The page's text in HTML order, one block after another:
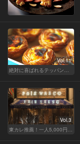
Vol.11
Vol.3